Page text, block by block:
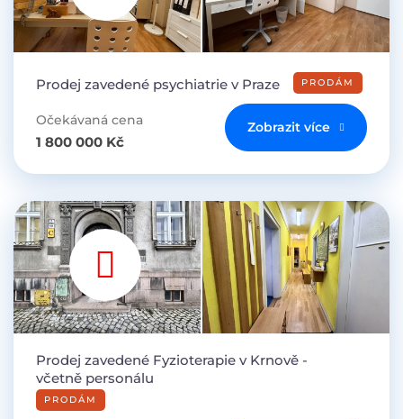
Prodej zavedené psychiatrie v Praze PRODÁM
Očekávaná cena
1 800 000 Kč
Zobrazit více
Prodej zavedené Fyzioterapie v Krnově -
včetně personálu
PRODÁM